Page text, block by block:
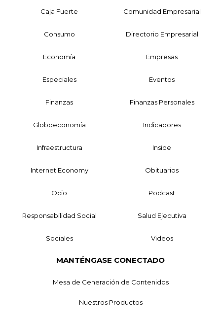
Caja Fuerte Comunidad Empresarial
Consumo Directorio Empresarial
Economía Empresas
Especiales Eventos
Finanzas Finanzas Personales
Globoeconomía Indicadores
Infraestructura Inside
Internet Economy Obituarios
Ocio Podcast
Responsabilidad Social Salud Ejecutiva
Sociales Videos
MANTÉNGASE CONECTADO
Mesa de Generación de Contenidos
Nuestros Productos